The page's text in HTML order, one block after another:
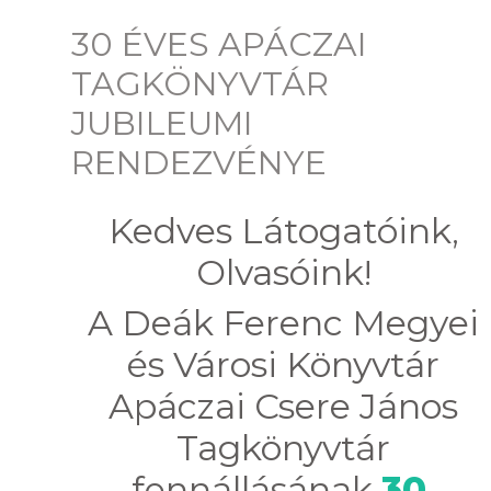
30 ÉVES APÁCZAI
TAGKÖNYVTÁR
JUBILEUMI
RENDEZVÉNYE
Kedves Látogatóink,
Olvasóink!
A Deák Ferenc Megyei
és Városi Könyvtár
Apáczai Csere János
Tagkönyvtár